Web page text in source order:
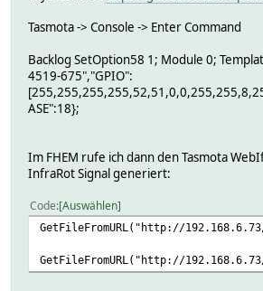
Tasmota -> Console -> Enter Command
Backlog SetOption58 1; Module 0;
4519-675","GPIO":
ASE":18};
Im FHEM rufe ich dann den Tasmota
InfraRot Signal generiert:
Code Auswählen
GetFileFromURL("http://192.168.6.73/
GetFileFromURL("http://192.168.6.73/